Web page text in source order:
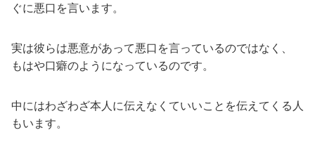
ぐに悪口を言います。
実は彼らは悪意があって悪口を言っているのではなく、
もはや口癖のようになっているのです。
中にはわざわざ本人に伝えなくていいことを伝えてくる人
もいます。